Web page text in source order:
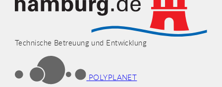
Technische Betreuung und Entwicklung
POLYPLANET